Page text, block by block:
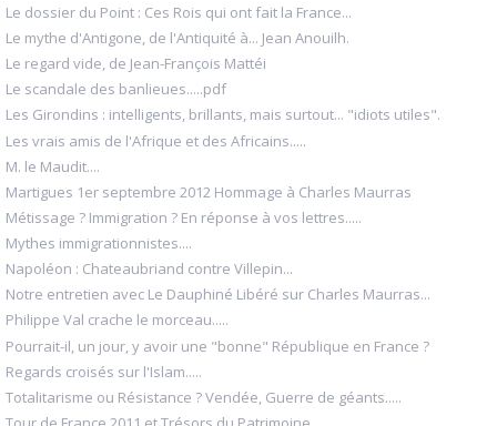
Le dossier du Point : Ces Rois qui ont fait la France...
Le mythe d'Antigone, de l'Antiquité à... Jean Anouilh.
Le regard vide, de Jean-François Mattéi
Le scandale des banlieues.....pdf
Les Girondins : intelligents, brillants, mais surtout... "idiots utiles".
Les vrais amis de l'Afrique et des Africains.....
M. le Maudit....
Martigues 1er septembre 2012 Hommage à Charles Maurras
Métissage ? Immigration ? En réponse à vos lettres.....
Mythes immigrationnistes....
Napoléon : Chateaubriand contre Villepin...
Notre entretien avec Le Dauphiné Libéré sur Charles Maurras...
Philippe Val crache le morceau.....
Pourrait-il, un jour, y avoir une "bonne" République en France ?
Regards croisés sur l'Islam.....
Totalitarisme ou Résistance ? Vendée, Guerre de géants.....